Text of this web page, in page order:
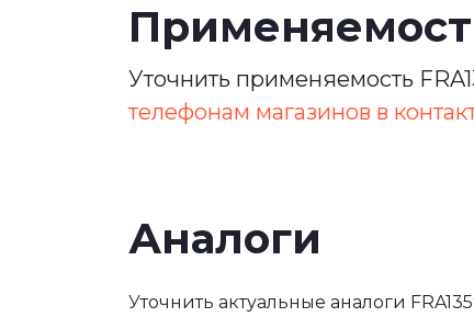
Уточнить применяемость
телефонам магазинов в
Аналоги
Уточнить актуальные аналоги